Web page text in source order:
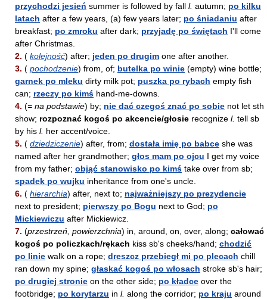
przychodzi jesień summer is followed by fall l. autumn; po kilku
latach after a few years, (a) few years later; po śniadaniu after
breakfast; po zmroku after dark; przyjadę po świętach I'll come
after Christmas.
2. ( kolejność) after; jeden po drugim one after another.
3. ( pochodzenie) from, of; butelka po winie (empty) wine bottle;
garnek po mleku dirty milk pot; puszka po rybach empty fish
can; rzeczy po kimś hand-me-downs.
4. (= na podstawie) by; nie dać czegoś znać po sobie not let sth
show; rozpoznać kogoś po akcencie/głosie recognize l. tell sb
by his l. her accent/voice.
5. ( dziedziczenie) after, from; dostała imię po babce she was
named after her grandmother; głos mam po ojcu I get my voice
from my father; objąć stanowisko po kimś take over from sb;
spadek po wujku inheritance from one's uncle.
6. ( hierarchia) after, next to; najważniejszy po prezydencie
next to president; pierwszy po Bogu next to God; po
Mickiewiczu after Mickiewicz.
7. (przestrzeń, powierzchnia) in, around, on, over, along; całować
kogoś po policzkach/rękach kiss sb's cheeks/hand; chodzić
po linie walk on a rope; dreszcz przebiegł mi po plecach chill
ran down my spine; głaskać kogoś po włosach stroke sb's hair;
po drugiej stronie on the other side; po kładce over the
footbridge; po korytarzu in l. along the corridor; po kraju around